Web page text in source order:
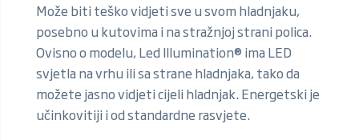
Može biti teško vidjeti sve u svom hladnjaku,
posebno u kutovima i na stražnjoj strani polica.
Ovisno o modelu, Led Illumination® ima LED
svjetla na vrhu ili sa strane hladnjaka, tako da
možete jasno vidjeti cijeli hladnjak. Energetski je
učinkovitiji i od standardne rasvjete.